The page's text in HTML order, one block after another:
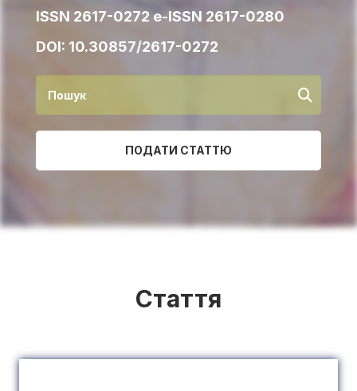
ISSN 2617-0272 e-ISSN 2617-0280
DOI: 10.30857/2617-0272
ПОДАТИ СТАТТЮ
Стаття